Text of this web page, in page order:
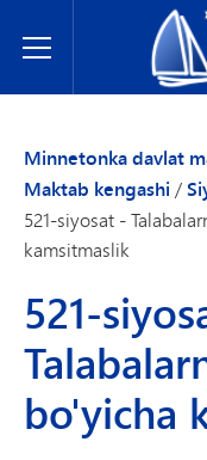
Toggle Menu
Minnetonka
Minnetonka davlat
Maktab kengashi /
521-siyosat -
kamsitmaslik
521-
bo'yicha